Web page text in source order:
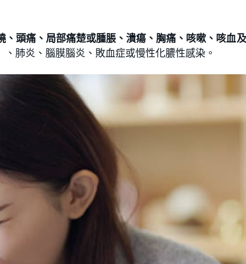
、頭痛、局部痛楚或腫脹、潰瘍、胸痛、咳嗽、咳血
肺炎、腦膜腦炎、敗血症或慢性化膿性感染。